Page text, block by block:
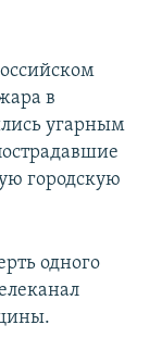
в
угарным
городскую
одного